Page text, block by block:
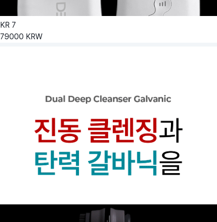
KR 7
79000 KRW